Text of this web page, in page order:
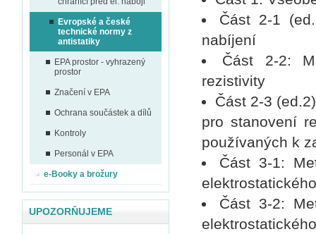
Část 2-1
nabíjení
Část 2-2:
rezistivity
Část 2-3
pro stanovení
používaných k
Část 3-1:
Část 3-2:
Evropské a české
technické normy z
antistatiky
EPA prostor - vyhrazený
prostor
Značení v EPA
Ochrana součástek a dílů
Kontroly
Personál v EPA
e-Booky a brožury
UPOZORŇUJEME